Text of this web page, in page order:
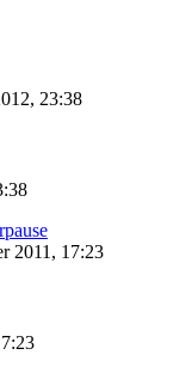
23:38
2011, 17:23